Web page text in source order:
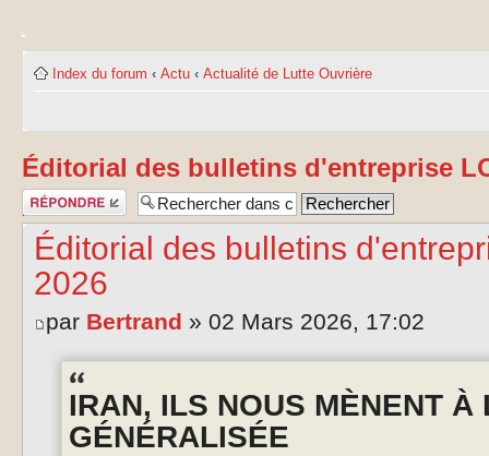
Index du forum ‹ Actu ‹ Actualité de Lutte Ouvrière
Éditorial des bulletins d'entreprise
Publier une
réponse
Éditorial des bulletins
2026
par Bertrand » 02 Mars 2026, 17:02
IRAN, ILS NOUS MÈNENT À
GÉNÉRALISÉE